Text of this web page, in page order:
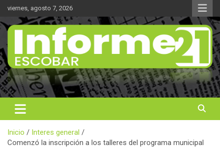
Saltar
contenido
viernes, agosto 7, 2026
Informe 21
Noticas reales
Inicio
Interes general
Comenzó la inscripción a los talleres del programa municipal